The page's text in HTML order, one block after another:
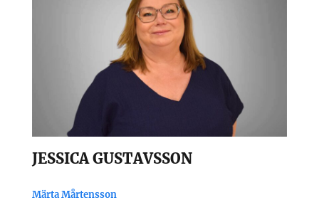
JESSICA GUSTAVSSON
Märta Mårtensson